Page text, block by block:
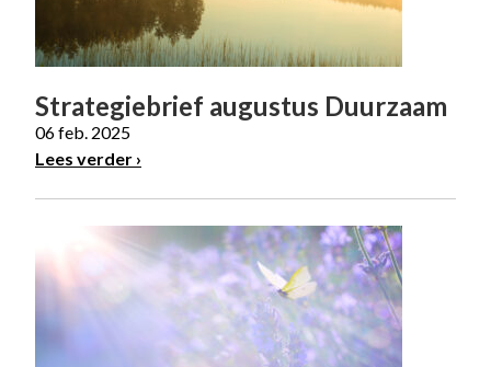
Strategiebrief augustus Duurzaam
06 feb. 2025
Lees verder